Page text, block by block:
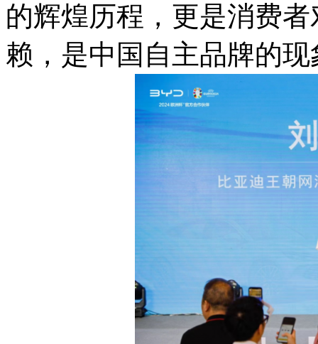
的辉煌历程，更是消费
赖，是中国自主品牌的